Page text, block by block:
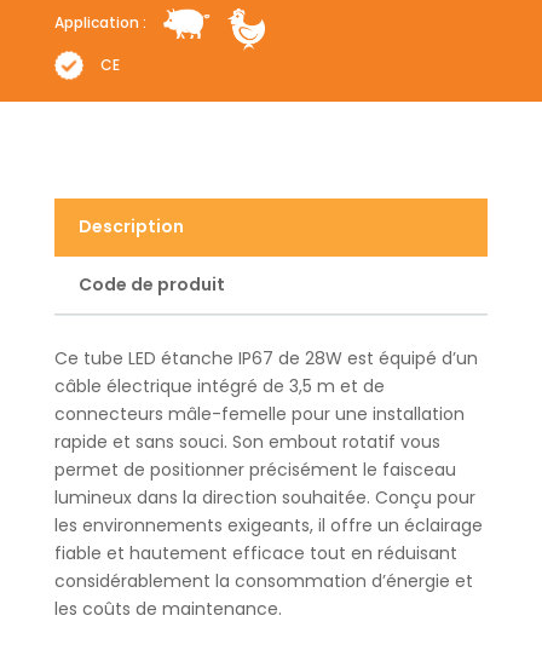
CE
Application :
Description
Code de produit
Ce tube LED étanche IP67 de 28W est équipé d’un
câble électrique intégré de 3,5 m et de
connecteurs mâle-femelle pour une installation
rapide et sans souci. Son embout rotatif vous
permet de positionner précisément le faisceau
lumineux dans la direction souhaitée. Conçu pour
les environnements exigeants, il offre un éclairage
fiable et hautement efficace tout en réduisant
considérablement la consommation d’énergie et
les coûts de maintenance.